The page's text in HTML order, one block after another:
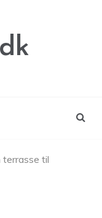
terrasse til